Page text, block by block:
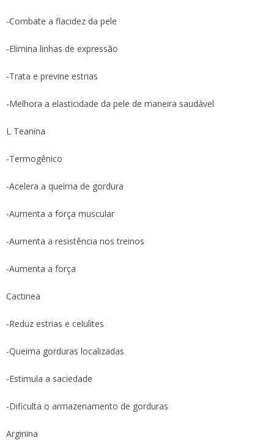
-Combate a flacidez da pele
-Elimina linhas de expressão
-Trata e previne estrias
-Melhora a elasticidade da pele de maneira saudável
L Teanina
-Termogênico
-Acelera a queima de gordura
-Aumenta a força muscular
-Aumenta a resistência nos treinos
-Aumenta a força
Cactinea
-Reduz estrias e celulites
-Queima gorduras localizadas
-Estimula a saciedade
-Dificulta o armazenamento de gorduras
Arginina